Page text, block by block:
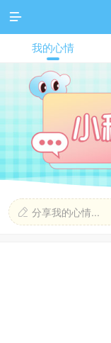

我的心情
 分享我的心情...